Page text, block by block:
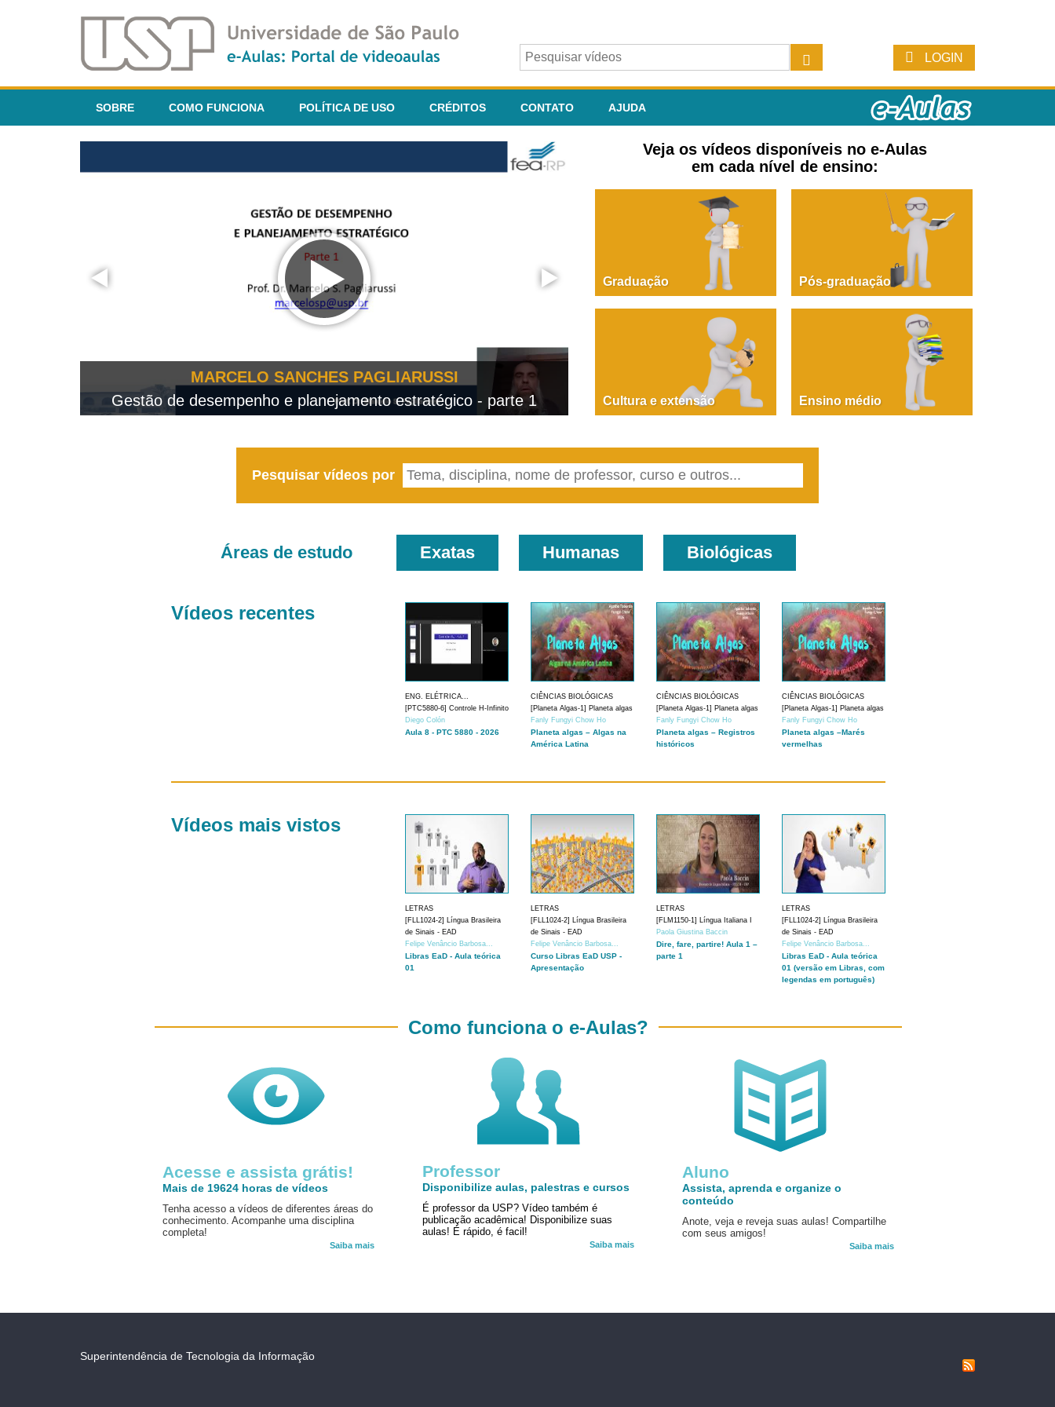
LOGIN
SOBRE COMO FUNCIONA POLÍTICA DE USO CRÉDITOS CONTATO AJUDA
MARCELO SANCHES PAGLIARUSSI
Gestão de desempenho e planejamento estratégico - parte 1
PAOLA GIUSTINA BACCIN
Dire, fare, partire! Aula 1 – parte 1
Veja os vídeos disponíveis no e-Aulas
em cada nível de ensino:
Graduação Pós-graduação
Cultura e extensão Ensino médio
Pesquisar vídeos por
Áreas de estudo Exatas Humanas Biológicas
Vídeos recentes
ENG. ELÉTRICA...
[PTC5880-6] Controle H-Infinito
Diego Colón
Aula 8 - PTC 5880 - 2026
CIÊNCIAS BIOLÓGICAS
[Planeta Algas-1] Planeta algas
Fanly Fungyi Chow Ho
Planeta algas – Algas na
América Latina
CIÊNCIAS BIOLÓGICAS
[Planeta Algas-1] Planeta algas
Fanly Fungyi Chow Ho
Planeta algas – Registros
históricos
CIÊNCIAS BIOLÓGICAS
[Planeta Algas-1] Planeta algas
Fanly Fungyi Chow Ho
Planeta algas –Marés
vermelhas
Vídeos mais vistos
LETRAS
[FLL1024-2] Língua Brasileira
de Sinais - EAD
Felipe Venâncio Barbosa...
Libras EaD - Aula teórica
01
LETRAS
[FLL1024-2] Língua Brasileira
de Sinais - EAD
Felipe Venâncio Barbosa...
Curso Libras EaD USP -
Apresentação
LETRAS
[FLM1150-1] Língua Italiana I
Paola Giustina Baccin
Dire, fare, partire! Aula 1 –
parte 1
LETRAS
[FLL1024-2] Língua Brasileira
de Sinais - EAD
Felipe Venâncio Barbosa...
Libras EaD - Aula teórica
01 (versão em Libras, com
legendas em português)
Acesse e assista grátis!
Mais de 19624 horas de vídeos
Tenha acesso a vídeos de diferentes áreas do
conhecimento. Acompanhe uma disciplina
completa!
Saiba mais
Aluno
Assista, aprenda e organize o
conteúdo
Anote, veja e reveja suas aulas! Compartilhe
com seus amigos!
Saiba mais
Como funciona o e-Aulas?
Professor
Disponibilize aulas, palestras e cursos
É professor da USP? Vídeo também é
publicação acadêmica! Disponibilize suas
aulas! É rápido, é facil!
Saiba mais
Superintendência de Tecnologia da Informação